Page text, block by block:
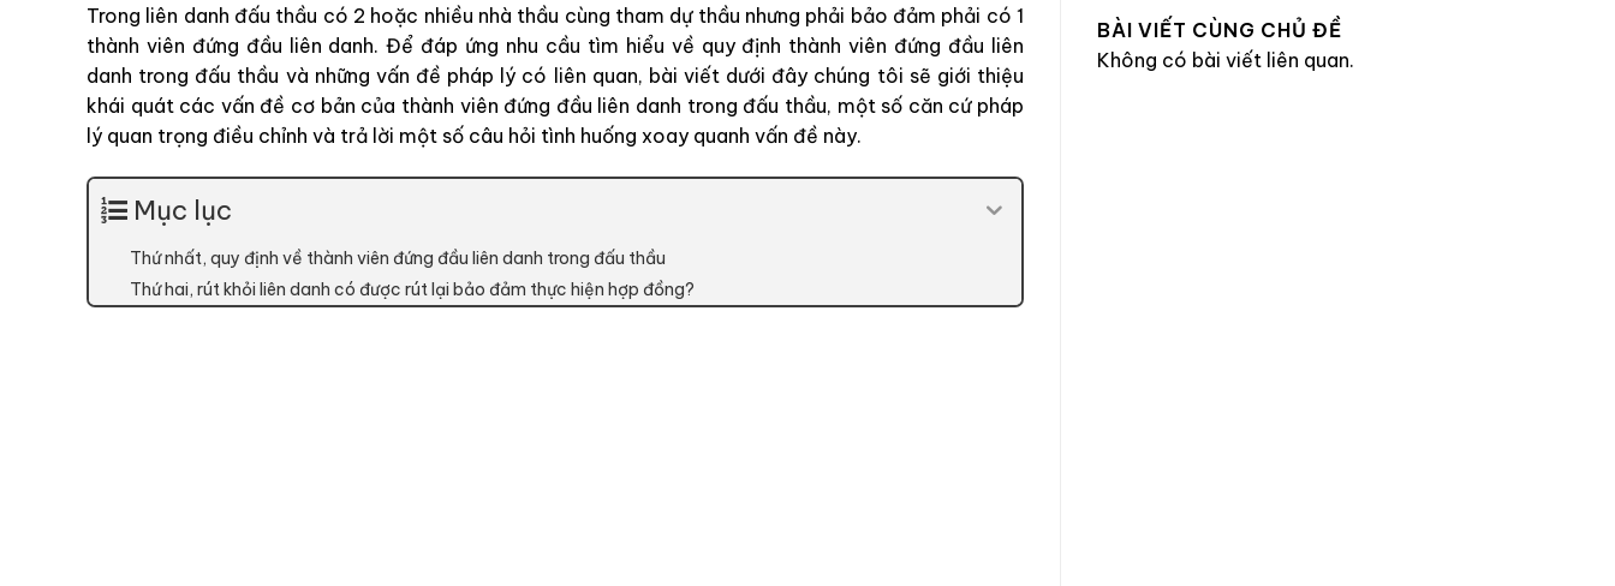
Trong liên danh đấu thầu có 2 hoặc nhiều nhà thầu cùng tham dự thầu nhưng phải bảo đảm phải có 1
thành viên đứng đầu liên danh. Để đáp ứng nhu cầu tìm hiểu về quy định thành viên đứng đầu liên
danh trong đấu thầu và những vấn đề pháp lý có liên quan, bài viết dưới đây chúng tôi sẽ giới thiệu
khái quát các vấn đề cơ bản của thành viên đứng đầu liên danh trong đấu thầu, một số căn cứ pháp
lý quan trọng điều chỉnh và trả lời một số câu hỏi tình huống xoay quanh vấn đề này.
Mục lục
Thứ nhất, quy định về thành viên đứng đầu liên danh trong đấu thầu
Thứ hai, rút khỏi liên danh có được rút lại bảo đảm thực hiện hợp đồng?
BÀI VIẾT CÙNG CHỦ ĐỀ
Không có bài viết liên quan.